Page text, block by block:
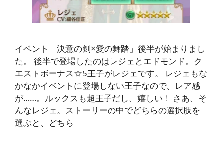
イベント「決意の剣×愛の舞踏」後半が始まりまし
た。 後半で登場したのはレジェとエドモンド。ク
エストボーナス☆5王子がレジェです。 レジェもな
かなかイベントに登場しない王子なので、レア感
が……。ルックスも超王子だし、嬉しい！ さあ、そ
んなレジェ。ストーリーの中でどちらの選択肢を
選ぶと、どちら